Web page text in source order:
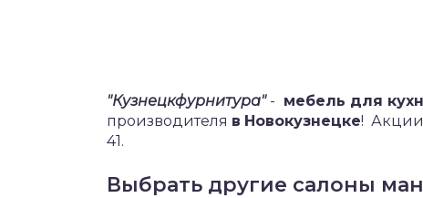
"Кузнецкфурнитура"- мебель для
производителя в Новокузнецке!
41.
Выбрать другие салоны